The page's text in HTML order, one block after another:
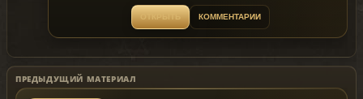
03.07.2012 !
КОММЕНТАРИИ
ПРЕДЫДУЩИЙ МАТЕРИАЛ